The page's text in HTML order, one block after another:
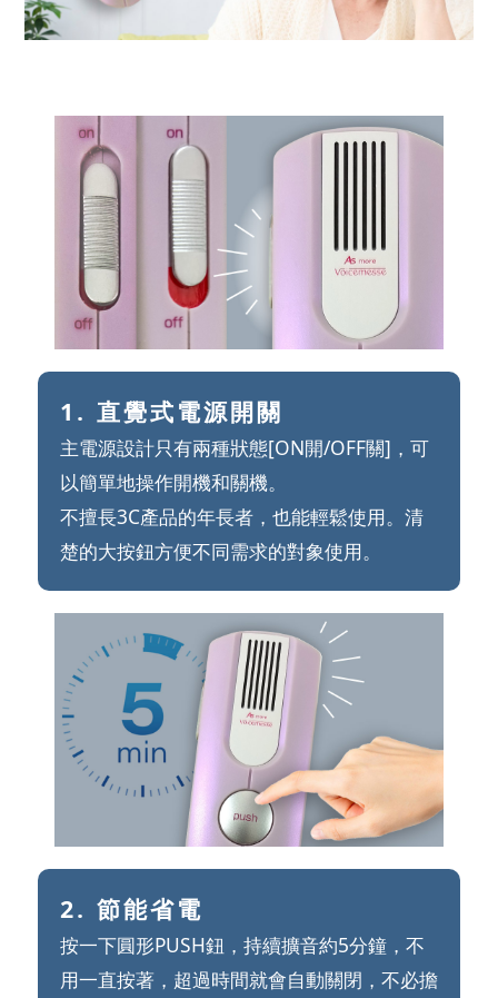
1. 直覺式電源開關
主電源設計只有兩種狀態[ON開/OFF關]，可
以簡單地操作開機和關機。
不擅長3C產品的年長者，也能輕鬆使用。清
楚的大按鈕方便不同需求的對象使用。
2. 節能省電
按一下圓形PUSH鈕，持續擴音約5分鐘，不
用一直按著，超過時間就會自動關閉，不必擔